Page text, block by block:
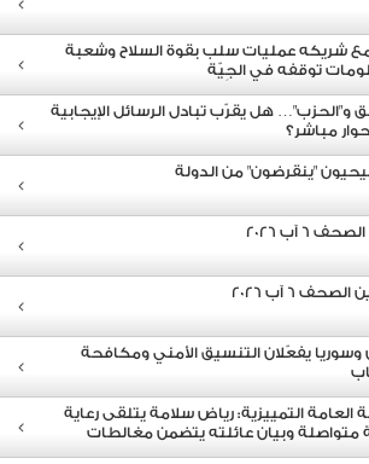
شريكه عمليات سلب بقوة السلاح وشعبة
توقفه في الجِيّة
و"الحزب"… هل يقرّب تبادل الرسائل الإيجابية
مباشر؟
"ينقرضون" من الدولة
6 آب 2026
6 آب 2026
وسوريا يفعّلان التنسيق الأمني ومكافحة
العامة التمييزية: رياض سلامة يتلقى رعاية
متواصلة وبيان عائلته يتضمن مغالطات